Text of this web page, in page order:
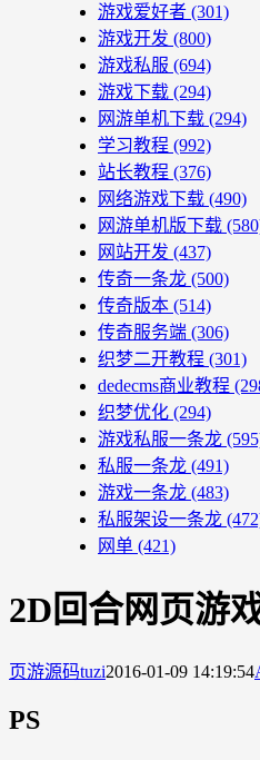
游戏爱好者 (301)
游戏开发 (800)
游戏私服 (694)
游戏下载 (294)
网游单机下载 (294)
学习教程 (992)
站长教程 (376)
网络游戏下载 (490)
网游单机版下载
网站开发 (437)
传奇一条龙 (500)
传奇版本 (514)
传奇服务端 (306)
织梦二开教程 (301)
dedecms商业教程
织梦优化 (294)
游戏私服一条龙
私服一条龙 (491)
游戏一条龙 (483)
私服架设一条龙
网单 (421)
2D回合网页游
页游源码tuzi2016-01-09 14:19:54
PS